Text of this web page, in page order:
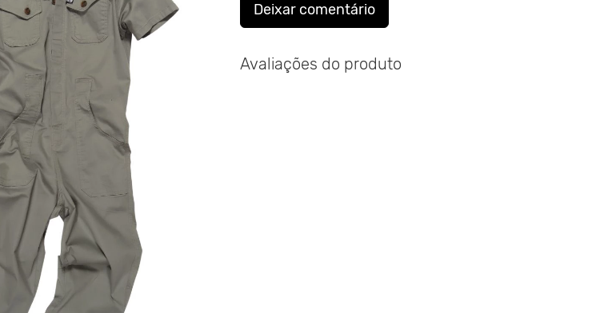
Deixar comentário
Avaliações do produto